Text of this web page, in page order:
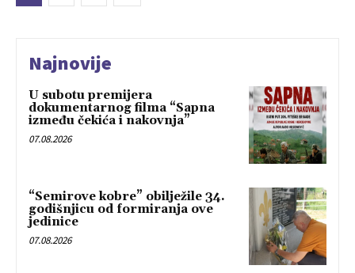
Najnovije
U subotu premijera
dokumentarnog filma “Sapna
između čekića i nakovnja”
07.08.2026
“Semirove kobre” obilježile 34.
godišnjicu od formiranja ove
jedinice
07.08.2026